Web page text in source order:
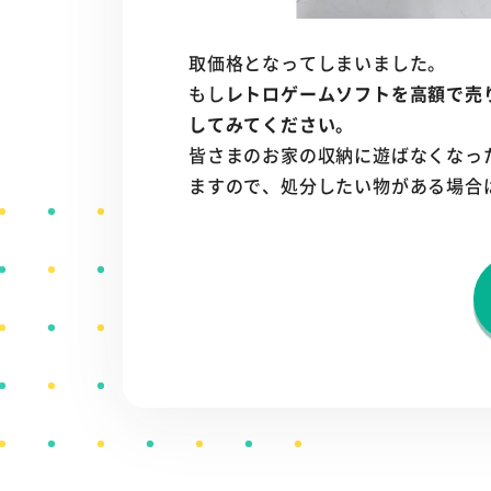
取価格となってしまいました。
もし レトロゲームソフトを高額で
してみてください。
皆さまのお家の収納に遊ばなくな
ますので、処分したい物がある場